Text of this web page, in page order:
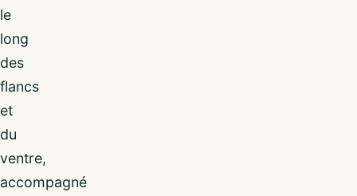
le
long
des
flancs
et
du
ventre,
accompagné